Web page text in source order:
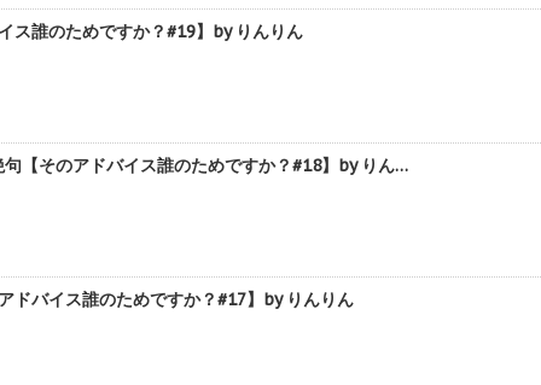
ス誰のためですか？#19】by りんりん
【そのアドバイス誰のためですか？#18】by りん…
ドバイス誰のためですか？#17】by りんりん